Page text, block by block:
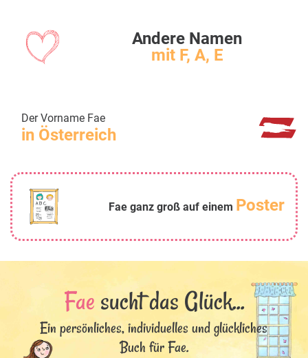
Andere Namen
mit F, A, E
Der Vorname Fae
in Österreich
Fae ganz groß auf einem Poster
Fae sucht das Glück...
Ein persönliches, individuelles und glückliches
Buch für Fae.